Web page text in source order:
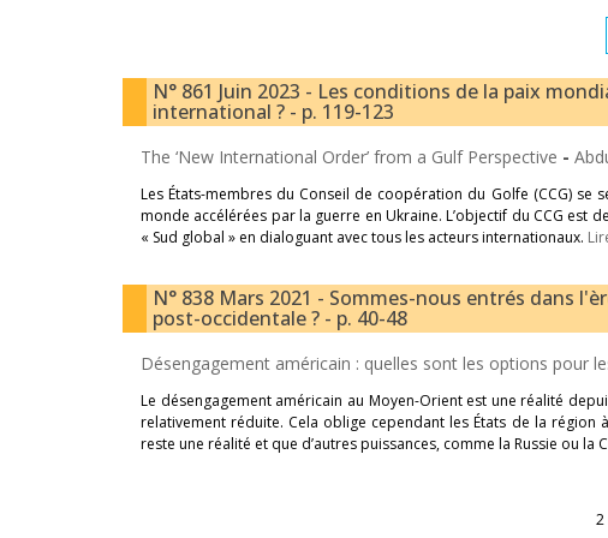
N° 861 Juin 2023 - Les conditions de la paix
international ? - p. 119-123
The ‘New International Order’ from a Gulf Perspective -
Les États-membres du Conseil de coopération du Golfe (CCG) se
monde accélérées par la guerre en Ukraine. L’objectif du CCG est
« Sud global » en dialoguant avec tous les acteurs internationaux.
N° 838 Mars 2021 - Sommes-nous entrés dans
post-occidentale ? - p. 40-48
Désengagement américain : quelles sont les options pour
Le désengagement américain au Moyen-Orient est une réalité
relativement réduite. Cela oblige cependant les États de la région
reste une réalité et que d’autres puissances, comme la Russie ou la
2